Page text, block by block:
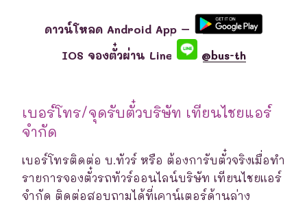
ดาวน์โหลด Android App –
IOS จองตั๋วผ่าน Line
@bus-th
เบอร์โทร/จุดรับตั๋วบริษัท เทียนไชยแอร์
จำกัด
เบอร์โทรติดต่อ บ.ทัวร์ หรือ ต้องการับตั๋วจริงเมื่อทำ
รายการจองตั๋วรถทัวร์ออนไลน์บริษัท เทียนไชยแอร์
จำกัด ติดต่อสอบถามได้ที่เคาน์เตอร์ด้านล่าง